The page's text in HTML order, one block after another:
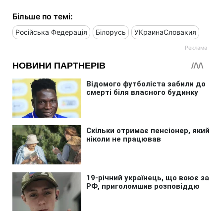
Більше по темі:
Російська Федерація Білорусь УКраинаСловакия